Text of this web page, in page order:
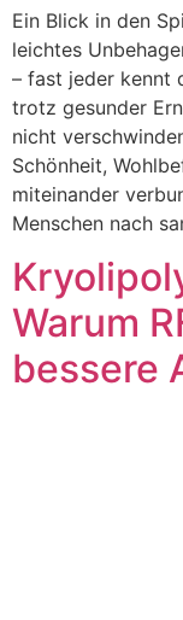
Ein Blick in den
leichtes
– fast jeder kennt
trotz gesunder
nicht
Schönheit,
miteinander
Menschen nach
Warum
bessere